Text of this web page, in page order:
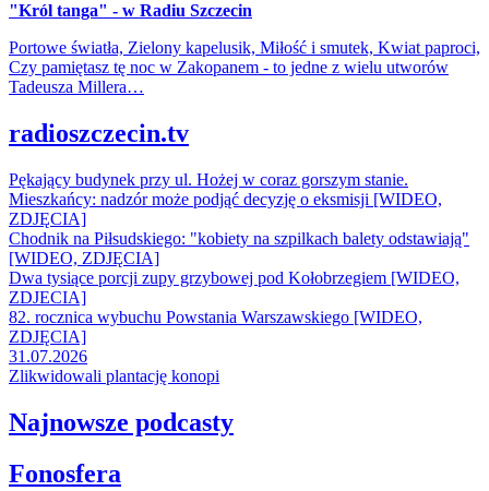
"Król tanga" - w Radiu Szczecin
Portowe światła, Zielony kapelusik, Miłość i smutek, Kwiat paproci,
Czy pamiętasz tę noc w Zakopanem - to jedne z wielu utworów
Tadeusza Millera…
radioszczecin.tv
Pękający budynek przy ul. Hożej w coraz gorszym stanie.
Mieszkańcy: nadzór może podjąć decyzję o eksmisji [WIDEO,
ZDJĘCIA]
Chodnik na Piłsudskiego: "kobiety na szpilkach balety odstawiają"
[WIDEO, ZDJĘCIA]
Dwa tysiące porcji zupy grzybowej pod Kołobrzegiem [WIDEO,
ZDJECIA]
82. rocznica wybuchu Powstania Warszawskiego [WIDEO,
ZDJĘCIA]
31.07.2026
Zlikwidowali plantację konopi
Najnowsze podcasty
Fonosfera